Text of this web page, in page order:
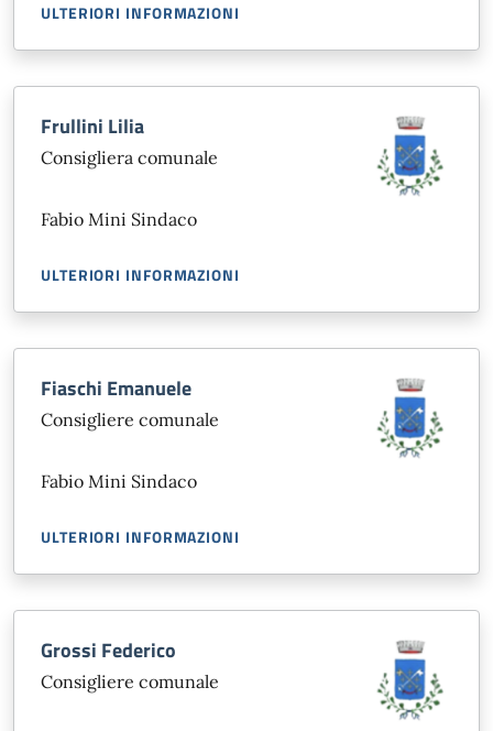
ULTERIORI INFORMAZIONI
Frullini Lilia
Consigliera comunale
Fabio Mini Sindaco
ULTERIORI INFORMAZIONI
Fiaschi Emanuele
Consigliere comunale
Fabio Mini Sindaco
ULTERIORI INFORMAZIONI
Grossi Federico
Consigliere comunale